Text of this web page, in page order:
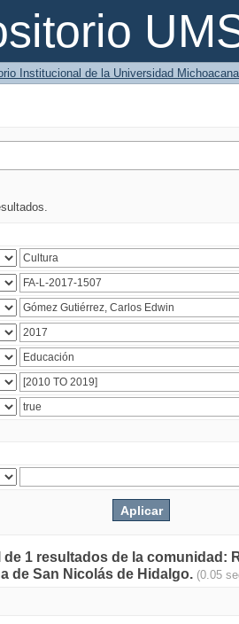
Institucional de la Universidad
de 1 resultados de la comunidad:
de San Nicolás de Hidalgo. (0.05